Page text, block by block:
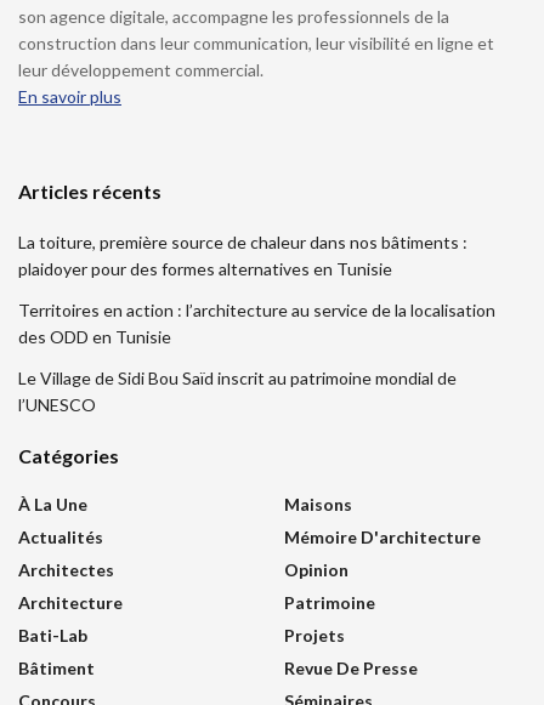
son agence digitale, accompagne les professionnels de la
construction dans leur communication, leur visibilité en ligne et
leur développement commercial.
En savoir plus
Articles récents
La toiture, première source de chaleur dans nos bâtiments :
plaidoyer pour des formes alternatives en Tunisie
Territoires en action : l’architecture au service de la localisation
des ODD en Tunisie
Le Village de Sidi Bou Saïd inscrit au patrimoine mondial de
l’UNESCO
Catégories
À La Une
Actualités
Architectes
Architecture
Bati-Lab
Bâtiment
Concours
Maisons
Mémoire D'architecture
Opinion
Patrimoine
Projets
Revue De Presse
Séminaires